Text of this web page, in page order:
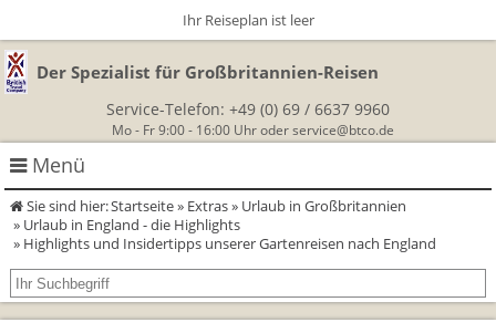
Der Spezialist für Großbritannien-Reisen
Service-Telefon: +49 (0) 69 / 6637 9960
Mo - Fr 9:00 - 16:00 Uhr oder service@btco.de
Menü
Rundreisen Großbritannien
Autorundreisen
Wanderurlaub
Sie sind hier:Startseite» Extras» Urlaub in Großbritannien
» Urlaub in England - die Highlights
» Highlights und Insidertipps unserer Gartenreisen nach England
Ihr Reiseplan ist leer